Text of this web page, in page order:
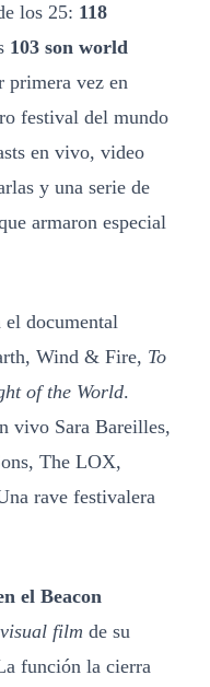
los 25: 118
103 son world
primera vez en
festival del mundo
en vivo, video
y una serie de
armaron especial
el documental
Wind & Fire, To
of the World.
vivo Sara Bareilles,
The LOX,
rave festivalera
el Beacon
visual film de su
función la cierra